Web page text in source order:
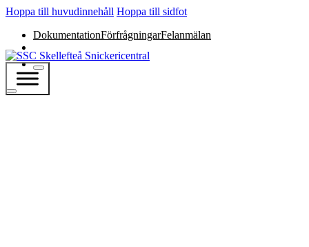
Hoppa till huvudinnehåll Hoppa till sidfot
DokumentationFörfrågningarFelanmälan